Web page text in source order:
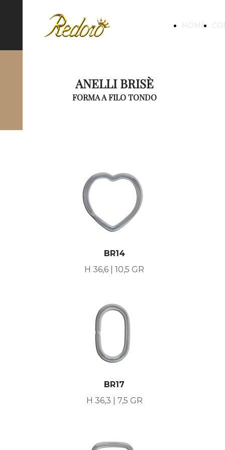
HOME
ANELLI BRISÈ
FORMA A FILO TONDO
BR14
H 36,6 | 10,5 GR
BR17
H 36,3 | 7,5 GR